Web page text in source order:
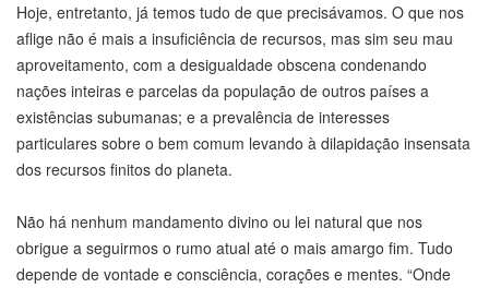
Hoje, entretanto, já temos tudo de que precisávamos. O que nos
aflige não é mais a insuficiência de recursos, mas sim seu mau
aproveitamento, com a desigualdade obscena condenando
nações inteiras e parcelas da população de outros países a
existências subumanas; e a prevalência de interesses
particulares sobre o bem comum levando à dilapidação insensata
dos recursos finitos do planeta.
Não há nenhum mandamento divino ou lei natural que nos
obrigue a seguirmos o rumo atual até o mais amargo fim. Tudo
depende de vontade e consciência, corações e mentes. “Onde